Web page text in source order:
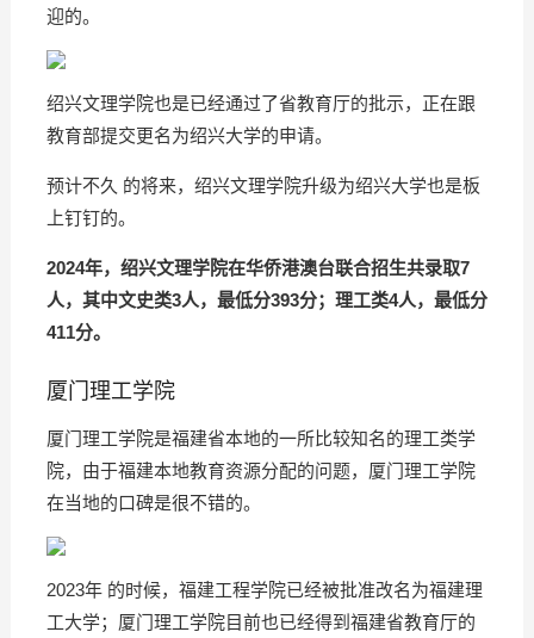
迎的。
绍兴文理学院也是已经通过了省教育厅的批示，正在跟
教育部提交更名为绍兴大学的申请。
预计不久 的将来，绍兴文理学院升级为绍兴大学也是板
上钉钉的。
2024年，绍兴文理学院在华侨港澳台联合招生共录取7
人，其中文史类3人，最低分393分；理工类4人，最低分
411分。
厦门理工学院
厦门理工学院是福建省本地的一所比较知名的理工类学
院，由于福建本地教育资源分配的问题，厦门理工学院
在当地的口碑是很不错的。
2023年 的时候，福建工程学院已经被批准改名为福建理
工大学；厦门理工学院目前也已经得到福建省教育厅的